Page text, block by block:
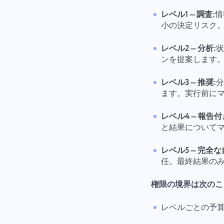
レベル1 — 調査:
小の決定リスク
レベル2 — 分析:
ンを提案します
レベル3 — 推奨:
ます。実行前に
レベル4 — 報告
と結果について
レベル5 — 完全
任。最終結果の
権限の境界は次の
レベルごとの予